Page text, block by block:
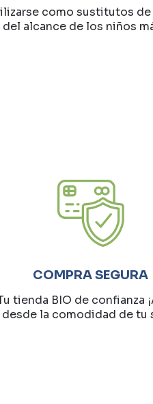
como sustitutos
alcance de los niños
COMPRA SEGURA
tienda BIO de confianza
desde la comodidad de tu